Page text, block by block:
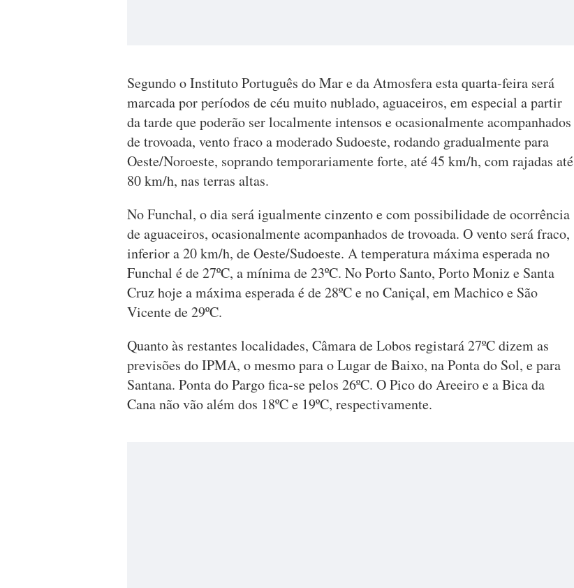
Segundo o Instituto Português do Mar e da Atmosfera esta quarta-feira será
marcada por períodos de céu muito nublado, aguaceiros, em especial a partir
da tarde que poderão ser localmente intensos e ocasionalmente acompanhados
de trovoada, vento fraco a moderado Sudoeste, rodando gradualmente para
Oeste/Noroeste, soprando temporariamente forte, até 45 km/h, com rajadas até
80 km/h, nas terras altas.
No Funchal, o dia será igualmente cinzento e com possibilidade de ocorrência
de aguaceiros, ocasionalmente acompanhados de trovoada. O vento será fraco,
inferior a 20 km/h, de Oeste/Sudoeste. A temperatura máxima esperada no
Funchal é de 27ºC, a mínima de 23ºC. No Porto Santo, Porto Moniz e Santa
Cruz hoje a máxima esperada é de 28ºC e no Caniçal, em Machico e São
Vicente de 29ºC.
Quanto às restantes localidades, Câmara de Lobos registará 27ºC dizem as
previsões do IPMA, o mesmo para o Lugar de Baixo, na Ponta do Sol, e para
Santana. Ponta do Pargo fica-se pelos 26ºC. O Pico do Areeiro e a Bica da
Cana não vão além dos 18ºC e 19ºC, respectivamente.